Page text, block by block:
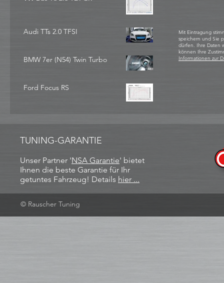
Audi TTs 2.0 TFSI
BMW 7er (N54) Twin Turbo
Ford Focus RS
Mit Eintragung
speichern und Sie
dürfen. Ihre Daten
können Ihre
Informationen zur
TUNING-GARANTIE
Unser Partner 'NSA Garantie​' bietet
Ihnen die beste Garantie für Ihr
getuntes Fahrzeug! Details hier ...
© Rauscher Tuning